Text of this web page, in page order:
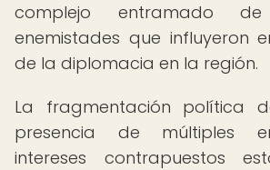
complejo entramado
enemistades que influyeron
de la diplomacia en la región.
La fragmentación política
presencia de múltiples
intereses contrapuestos